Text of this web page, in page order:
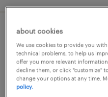
流通・小売のフォー
埼玉県さいたま市岩
temporary
¥1600.00 per hour
about cookies
We use cookies to provide you
technical problems, to help us
offer you more relevant
decline them, or click "customize"
change your options at any time.
policy.